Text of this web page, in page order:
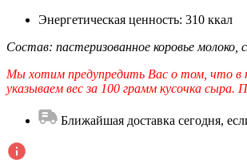
Энергетическая ценность: 310 ккал
Состав: пастеризованное коровье
Мы хотим предупредить Вас о том, что в
указываем вес за 100 грамм кусочка
Ближайшая доставка сегодня,